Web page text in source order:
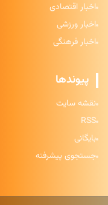
اخبار اقتصادی
اخبار ورزشی
اخبار فرهنگی
پیوندها
نقشه سایت
RSS
بایگانی
جستجوی پیشرفته